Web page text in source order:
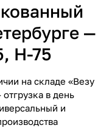
—
Н-75
на складе «Везу
в день
и